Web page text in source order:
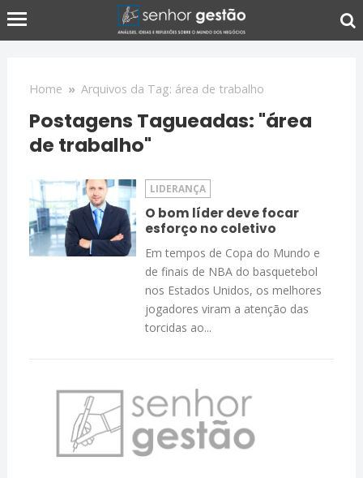
Home » Arquivos da Tag: área de trabalho
Postagens Tagueadas: "área
de trabalho"
LIDERANÇA
O bom líder deve focar
esforço no coletivo
Em tempos de Copa do Mundo e
de finais de NBA do basquetebol
nos Estados Unidos, os melhores
jogadores viram a atenção das
torcidas ao...